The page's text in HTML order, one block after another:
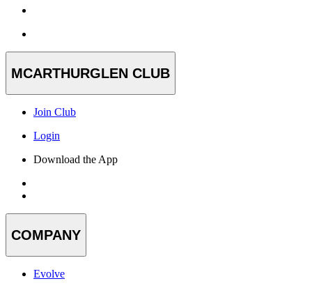
MCARTHURGLEN CLUB
Join Club
Login
Download the App
COMPANY
Evolve